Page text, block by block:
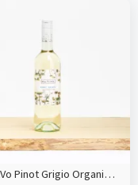
Na.Ti.Vo Pinot Grigio Organic, Sicilien, Italy